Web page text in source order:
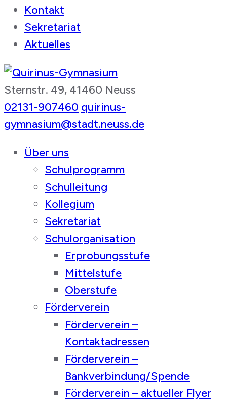
Kontakt
Sekretariat
Aktuelles
Quirinus-Gymnasium
Sternstr. 49, 41460 Neuss
02131-907460 quirinus-
gymnasium@stadt.neuss.de
Über uns
Schulprogramm
Schulleitung
Kollegium
Sekretariat
Schulorganisation
Erprobungsstufe
Mittelstufe
Oberstufe
Förderverein
Förderverein –
Kontaktadressen
Förderverein –
Bankverbindung/Spende
Förderverein – aktueller Flyer